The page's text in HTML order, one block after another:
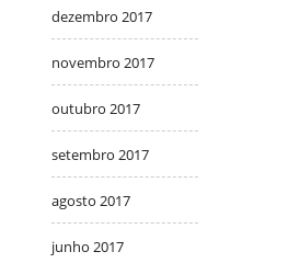
dezembro 2017
novembro 2017
outubro 2017
setembro 2017
agosto 2017
junho 2017